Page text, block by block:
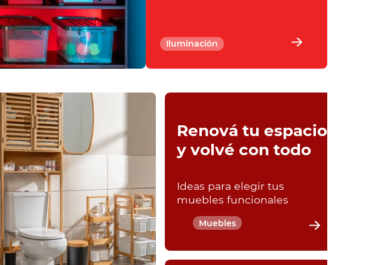
Iluminación
Renová tu espacio
y volvé con todo
Ideas para elegir tus
muebles funcionales
Muebles